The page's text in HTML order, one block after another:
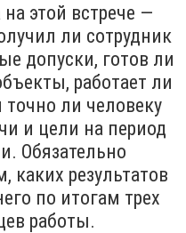
этой встрече —
ли сотрудник
допуски, готов ли
работает ли
точно ли человеку
и цели на период
Обязательно
каких результатов
по итогам трех
работы.